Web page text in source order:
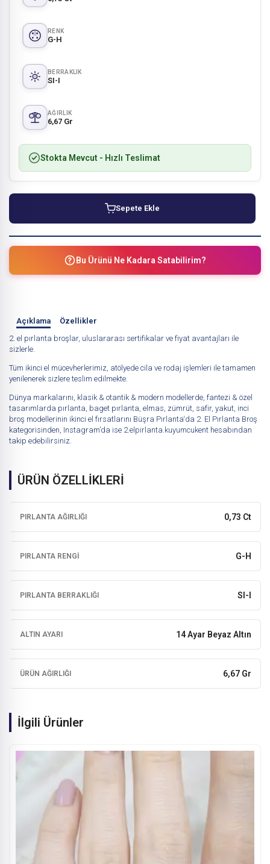
RENK
G-H
BERRAKLIK
SI-I
AĞIRLIK
6,67 Gr
Stokta Mevcut - Hızlı Teslimat
Sepete Ekle
Bu Ürünü Ne Kadara Satabilirim?
Açıklama
Özellikler
2. el pırlanta broşlar, uluslararası sertifikalar ve fiyat avantajları ile
sizlerle.
Tüm ikinci el mücevherlerimiz, atölyede cila ve rodaj işlemleri ile tamamen
yenilenerek sizlere teslim edilmekte.
Dünya markalarını, klasik & otantik & modern modellerde, fantezi & özel
tasarımlarda pırlanta, baget pırlanta, elmas, zümrüt, safir, yakut, inci
broş modellerinin ikinci el fırsatlarını Büşra Pırlanta‘da 2. El Pırlanta Broş
kategorisinden, Instagram’da ise 2.elpirlanta.kuyumcukent hesabından
takip edebilirsiniz.
ÜRÜN ÖZELLİKLERİ
PIRLANTA AĞIRLIĞI 0,73 Ct
PIRLANTA RENGI G-H
PIRLANTA BERRAKLIĞI SI-I
ALTIN AYARI 14 Ayar Beyaz Altın
ÜRÜN AĞIRLIĞI 6,67 Gr
İlgili Ürünler